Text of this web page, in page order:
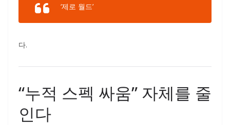
‘제로 월드’
다.
“누적 스펙 싸움” 자체를 줄
인다